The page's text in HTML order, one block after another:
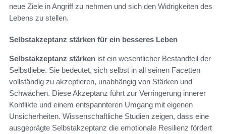
neue Ziele in Angriff zu nehmen und sich den Widrigkeiten des
Lebens zu stellen.
Selbstakzeptanz stärken für ein besseres Leben
Selbstakzeptanz stärken ist ein wesentlicher Bestandteil der
Selbstliebe. Sie bedeutet, sich selbst in all seinen Facetten
vollständig zu akzeptieren, unabhängig von Stärken und
Schwächen. Diese Akzeptanz führt zur Verringerung innerer
Konflikte und einem entspannteren Umgang mit eigenen
Unsicherheiten. Wissenschaftliche Studien zeigen, dass eine
ausgeprägte Selbstakzeptanz die emotionale Resilienz fördert